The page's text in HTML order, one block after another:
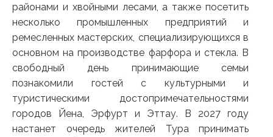
районами и хвойными лесами, а также посетить
несколько промышленных предприятий и
ремесленных мастерских, специализирующихся в
основном на производстве фарфора и стекла. В
свободный день принимающие семьи
познакомили гостей с культурными и
туристическими достопримечательностями
городов Йена, Эрфурт и Эттау. В 2027 году
настанет очередь жителей Тура принимать